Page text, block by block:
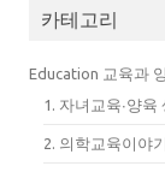
카테고리
Education 교육과
1. 자녀교육∙양육
2. 의학교육이야기